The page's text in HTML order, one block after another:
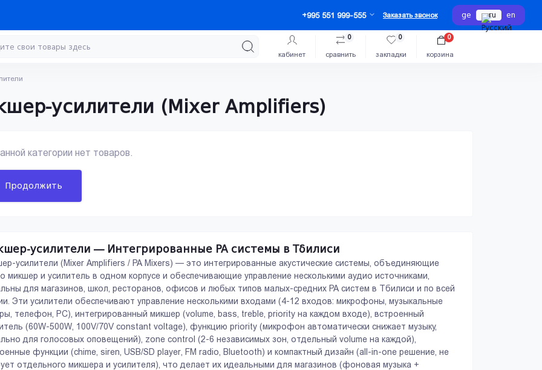
+995 551 999-555 Заказать звонок ge ru en
кабинет сравнить
0
закладки
0
корзина
0
усилители (Mixer Amplifiers)
категории нет товаров.
Продолжить
усилители — Интегрированные PA системы в Тбилиси
усилители (Mixer Amplifiers / PA Mixers) — это интегрированные акустические системы, объединяющие
микшер и усилитель в одном корпусе и обеспечивающие управление несколькими аудио источниками,
для магазинов, школ, ресторанов, офисов и любых типов малых-средних PA систем в Тбилиси и по всей
Эти усилители обеспечивают управление несколькими входами (4-12 входов: микрофоны, музыкальные
телефон, PC), интегрированный микшер (volume, bass, treble, priority на каждом входе), встроенный
(60W-500W, 100V/70V constant voltage), функцию priority (микрофон автоматически снижает музыку,
для голосовых оповещений), zone control (2-6 независимых зон, отдельный volume на каждой),
функции (chime, siren, USB/SD player, FM radio, Bluetooth) и компактный дизайн (all-in-one решение, не
отдельного микшера и усилителя), что делает их идеальными для магазинов (фоновая музыка +